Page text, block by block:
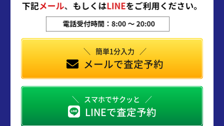
簡単1分入力
メールで査定予約
スマホでサクッと
LINEで査定予約